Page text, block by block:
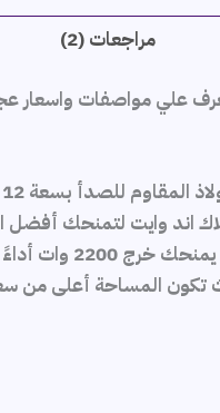
مراجعات (2)
أداءً قويًا.
تكون المساحة أعلى من